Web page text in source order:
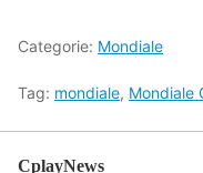
Categorie: Mondiale
Tag: mondiale, Mondiale
CplayNews